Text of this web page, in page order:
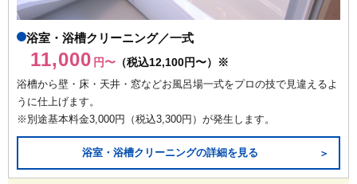
浴室・浴槽クリーニング／一式
11,000 円〜 （税込12,100円〜）※
浴槽から壁・床・天井・窓などお風呂場一式をプロの技で見違えるよ
うに仕上げます。
※別途基本料金3,000円（税込3,300円）が発生します。
浴室・浴槽クリーニングの詳細を見る ＞